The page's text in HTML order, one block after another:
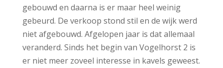
gebouwd en daarna is er maar heel weinig
gebeurd. De verkoop stond stil en de wijk werd
niet afgebouwd. Afgelopen jaar is dat allemaal
veranderd. Sinds het begin van Vogelhorst 2 is
er niet meer zoveel interesse in kavels geweest.